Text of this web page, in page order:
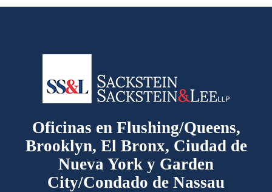
Oficinas en Flushing/Queens,
Brooklyn, El Bronx, Ciudad de
Nueva York y Garden
City/Condado de Nassau